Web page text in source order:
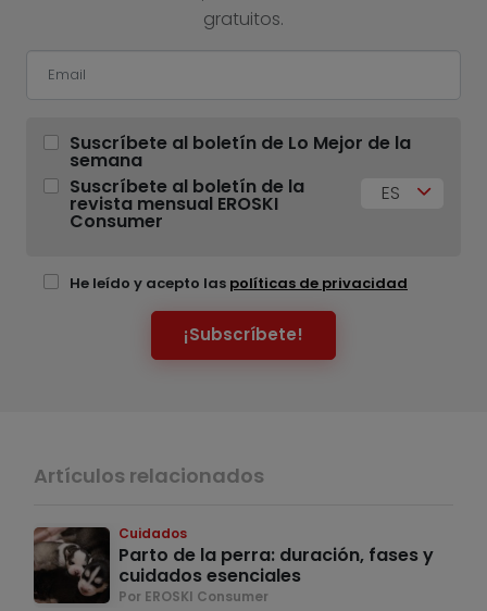
gratuitos.
Suscríbete al boletín de Lo Mejor de la
semana
Suscríbete al boletín de la
revista mensual EROSKI
Consumer
ES
He leído y acepto las políticas de privacidad
¡Subscríbete!
Artículos relacionados
Cuidados
Parto de la perra: duración, fases y
cuidados esenciales
Por EROSKI Consumer